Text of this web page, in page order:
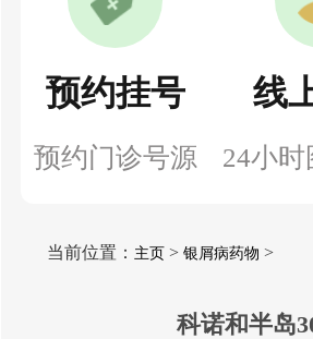
预约挂号
预约门诊号源
线
24小
当前位置： 主页> 银屑病药物 >
科诺和半岛